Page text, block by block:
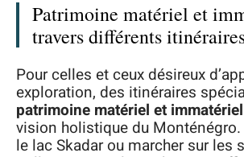
Patrimoine matériel et
travers différents
Pour celles et ceux désireux
exploration, des itinéraires
patrimoine matériel et immatériel
vision holistique du
le lac Skadar ou marcher sur les